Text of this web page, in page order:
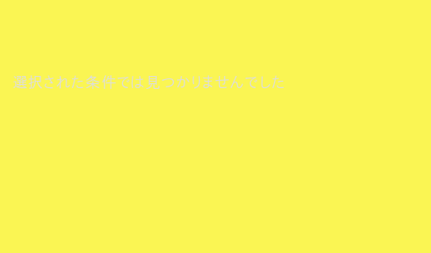
選択された条件では見つかりませんでした